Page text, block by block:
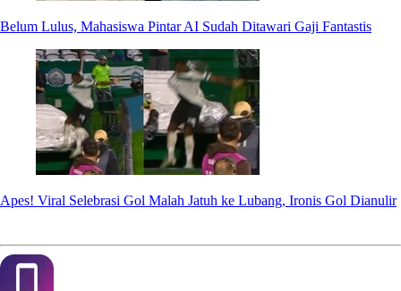
Belum Lulus, Mahasiswa Pintar AI Sudah Ditawari Gaji Fantastis
Apes! Viral Selebrasi Gol Malah Jatuh ke Lubang, Ironis Gol Dianulir